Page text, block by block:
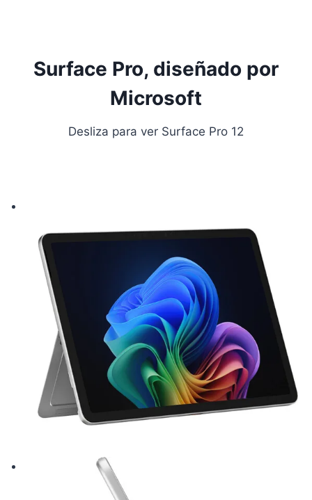
Surface Pro, diseñado por
Microsoft
Desliza para ver Surface Pro 12